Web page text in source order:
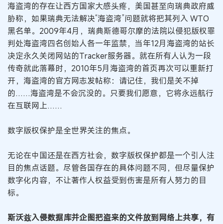
海盗湾的存在让西方国家大感头疼，美国甚至向瑞典政府威
胁称，如果瑞典无法解决“海盗湾”问题就将把其列入 WTO
黑名单。2009年4月，瑞典斯德哥尔摩的法院以侵犯版权罪
判处海盗湾四名创始人各一年监禁，当年12月海盗湾的站长
决定永久关闭网站的Tracker服务器。就在所有人认为一段
传奇就此落幕时，2010年5月海盗湾的首页再次可以重新打
开，海盗湾的官方网志发帖称：请记住，我们是关不掉
的……海盗湾是不会沉没的。只要我们愿意，它将永远航行
在互联网上……
数字版权保护是全世界关注的焦点。
无论在中国还是在西方社会，数字版权保护都是一个引人注
目的焦点话题。尽管各国存在的具体问题不同，但尽量保护
数字化内容，不让著作人权益受到伤害是所有人努力的目
标。
斯沃兹入侵数据库并企图把盗来的文件放到网络上共享，有